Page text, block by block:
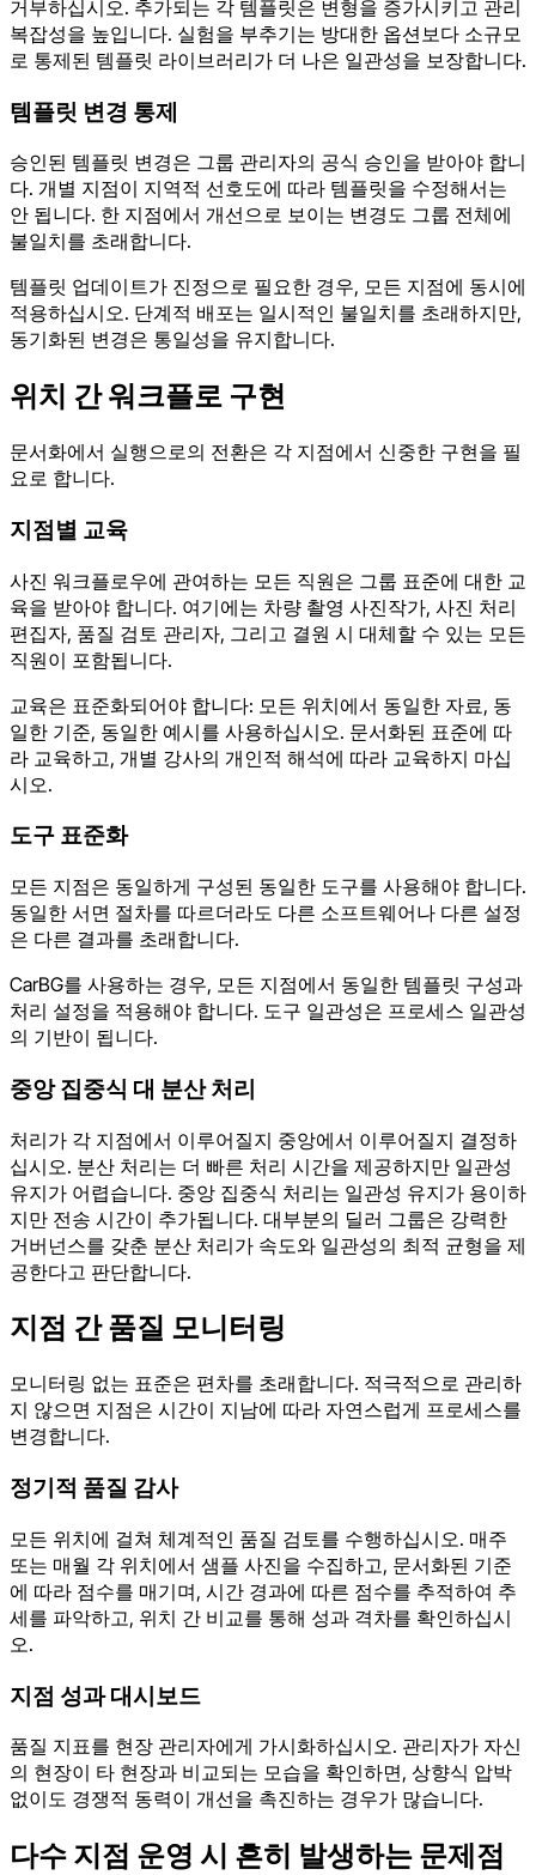
거부하십시오. 추가되는 각 템플릿은 변형을 증가시키고 관리
복잡성을 높입니다. 실험을 부추기는 방대한 옵션보다 소규모
로 통제된 템플릿 라이브러리가 더 나은 일관성을 보장합니다.
템플릿 변경 통제
승인된 템플릿 변경은 그룹 관리자의 공식 승인을 받아야 합니
다. 개별 지점이 지역적 선호도에 따라 템플릿을 수정해서는
안 됩니다. 한 지점에서 개선으로 보이는 변경도 그룹 전체에
불일치를 초래합니다.
템플릿 업데이트가 진정으로 필요한 경우, 모든 지점에 동시에
적용하십시오. 단계적 배포는 일시적인 불일치를 초래하지만,
동기화된 변경은 통일성을 유지합니다.
위치 간 워크플로 구현
문서화에서 실행으로의 전환은 각 지점에서 신중한 구현을 필
요로 합니다.
지점별 교육
사진 워크플로우에 관여하는 모든 직원은 그룹 표준에 대한 교
육을 받아야 합니다. 여기에는 차량 촬영 사진작가, 사진 처리
편집자, 품질 검토 관리자, 그리고 결원 시 대체할 수 있는 모든
직원이 포함됩니다.
교육은 표준화되어야 합니다: 모든 위치에서 동일한 자료, 동
일한 기준, 동일한 예시를 사용하십시오. 문서화된 표준에 따
라 교육하고, 개별 강사의 개인적 해석에 따라 교육하지 마십
시오.
도구 표준화
모든 지점은 동일하게 구성된 동일한 도구를 사용해야 합니다.
동일한 서면 절차를 따르더라도 다른 소프트웨어나 다른 설정
은 다른 결과를 초래합니다.
CarBG를 사용하는 경우, 모든 지점에서 동일한 템플릿 구성과
처리 설정을 적용해야 합니다. 도구 일관성은 프로세스 일관성
의 기반이 됩니다.
중앙 집중식 대 분산 처리
처리가 각 지점에서 이루어질지 중앙에서 이루어질지 결정하
십시오. 분산 처리는 더 빠른 처리 시간을 제공하지만 일관성
유지가 어렵습니다. 중앙 집중식 처리는 일관성 유지가 용이하
지만 전송 시간이 추가됩니다. 대부분의 딜러 그룹은 강력한
거버넌스를 갖춘 분산 처리가 속도와 일관성의 최적 균형을 제
공한다고 판단합니다.
지점 간 품질 모니터링
모니터링 없는 표준은 편차를 초래합니다. 적극적으로 관리하
지 않으면 지점은 시간이 지남에 따라 자연스럽게 프로세스를
변경합니다.
정기적 품질 감사
모든 위치에 걸쳐 체계적인 품질 검토를 수행하십시오. 매주
또는 매월 각 위치에서 샘플 사진을 수집하고, 문서화된 기준
에 따라 점수를 매기며, 시간 경과에 따른 점수를 추적하여 추
세를 파악하고, 위치 간 비교를 통해 성과 격차를 확인하십시
오.
지점 성과 대시보드
품질 지표를 현장 관리자에게 가시화하십시오. 관리자가 자신
의 현장이 타 현장과 비교되는 모습을 확인하면, 상향식 압박
없이도 경쟁적 동력이 개선을 촉진하는 경우가 많습니다.
다수 지점 운영 시 흔히 발생하는 문제점